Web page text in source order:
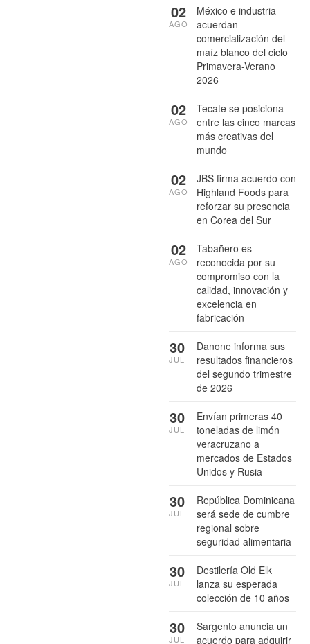
México e industria
acuerdan
comercialización del
maíz blanco del ciclo
Primavera-Verano
2026
02
AGO
Tecate se posiciona
entre las cinco marcas
más creativas del
mundo
02
AGO
JBS firma acuerdo con
Highland Foods para
reforzar su presencia
en Corea del Sur
02
AGO
Tabañero es
reconocida por su
compromiso con la
calidad, innovación y
excelencia en
fabricación
02
AGO
Danone informa sus
resultados financieros
del segundo trimestre
de 2026
30
JUL
Envían primeras 40
toneladas de limón
veracruzano a
mercados de Estados
Unidos y Rusia
30
JUL
República Dominicana
será sede de cumbre
regional sobre
seguridad alimentaria
30
JUL
Destilería Old Elk
lanza su esperada
colección de 10 años
30
JUL
Sargento anuncia un
acuerdo para adquirir
30
JUL